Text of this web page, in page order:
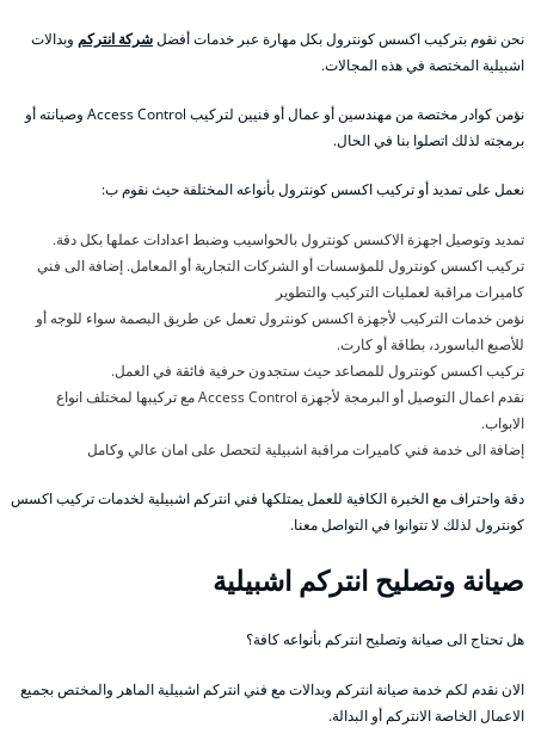
نحن نقوم بتركيب اكسس كونترول بكل مهارة عبر خدمات أفضلشركة انتركم وبدالات
اشبيلية المختصة في هذه المجالات.
نؤمن كوادر مختصة من مهندسين أو عمال أو فنيين لتركيب Access Control وصيانته أو
برمجته لذلك اتصلوا بنا في الحال.
نعمل على تمديد أو تركيب اكسس كونترول بأنواعه المختلفة حيث نقوم ب:
تمديد وتوصيل اجهزة الاكسس كونترول بالحواسيب وضبط اعدادات عملها بكل دقة.
تركيب اكسس كونترول للمؤسسات أو الشركات التجارية أو المعامل. إضافة الى فني
كاميرات مراقبة لعمليات التركيب والتطوير
نؤمن خدمات التركيب لأجهزة اكسس كونترول تعمل عن طريق البصمة سواء للوجه أو
للأصبع الباسورد، بطاقة أو كارت.
تركيب اكسس كونترول للمصاعد حيث ستجدون حرفية فائقة في العمل.
نقدم اعمال التوصيل أو البرمجة لأجهزة Access Control مع تركيبها لمختلف انواع
الابواب.
إضافة الى خدمة فني كاميرات مراقبة اشبيلية لتحصل على امان عالي وكامل
دقة واحتراف مع الخبرة الكافية للعمل يمتلكها فني انتركم اشبيلية لخدمات تركيب اكسس
كونترول لذلك لا تتوانوا في التواصل معنا.
صيانة وتصليح انتركم اشبيلية
هل تحتاج الى صيانة وتصليح انتركم بأنواعه كافة؟
الان نقدم لكم خدمة صيانة انتركم وبدالات مع فني انتركم اشبيلية الماهر والمختص بجميع
الاعمال الخاصة الانتركم أو البدالة.